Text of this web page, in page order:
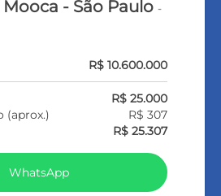
- São Paulo-
R$ 10.600.000
R$ 25.000
(aprox.)
R$ 307
R$ 25.307
WhatsApp